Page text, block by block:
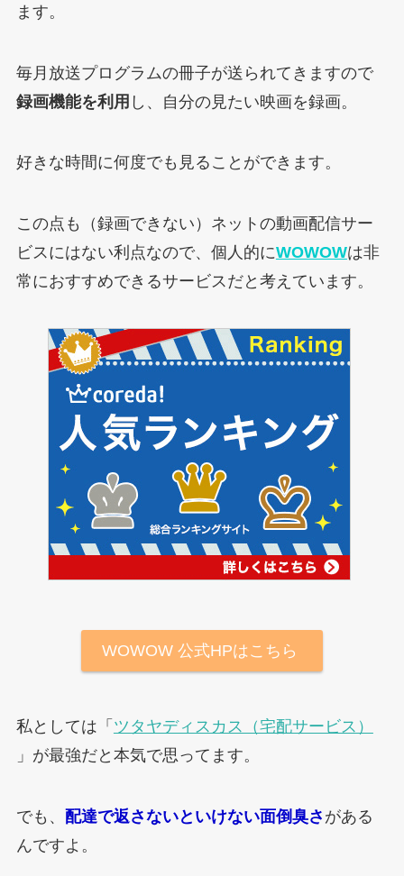
ます。
毎月放送プログラムの冊子が送られてきますので
録画機能を利用 し、自分の見たい映画を録画。
好きな時間に何度でも見ることができます。
この点も（録画できない）ネットの動画配信サー
ビスにはない利点なので、個人的にWOWOWは非
常におすすめできるサービスだと考えています。
WOWOW 公式HPはこちら
私としては「 ツタヤディスカス（宅配サービス）
」が最強だと本気で思ってます。
でも、 配達で返さないといけない面倒臭さ がある
んですよ。